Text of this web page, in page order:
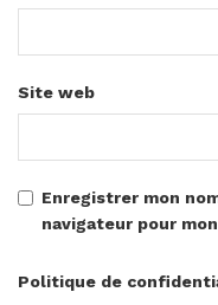
Site web
Enregistrer mon
navigateur pour
Politique de